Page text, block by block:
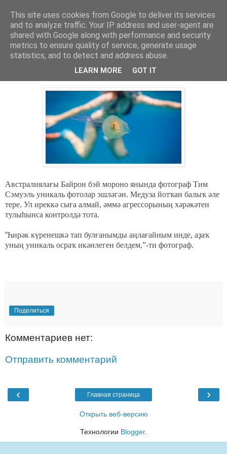
Хәбәрҙәр
четверг, 9 июня 2016 г.
Медуза эсендәге тормош.
Австралиялағы Байрон бэй мороно янында фотограф Тим
Сэмуэль уникаль фотолар эшләгән. Медуза йотҡан балыҡ әле
тере. Ул иреккә сыға алмай, әммә агрессорының хәрәкәтен
тулыһынса контролдә тота.
“Һирәк күренешкә тап булғанымды аңлағайным инде, аҙаҡ
уның уникаль осраҡ икәнлеген белдем,”-ти фотограф.
Поделиться
Комментариев нет:
Отправить комментарий
‹ ›
Главная страница
Открыть веб-версию
Технологии Blogger.
This site uses cookies from Google to deliver its services
and to analyze traffic. Your IP address and user-agent are
shared with Google along with performance and security
metrics to ensure quality of service, generate usage
statistics, and to detect and address abuse.
LEARN MORE GOT IT